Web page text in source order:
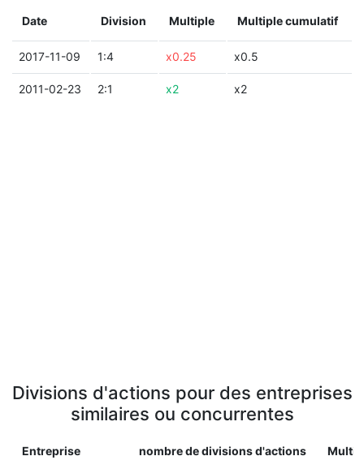
Date Division Multiple Multiple cumulatif
2017-11-09 1:4 x0.25 x0.5
2011-02-23 2:1 x2 x2
Divisions d'actions pour des entreprises
similaires ou concurrentes
Entreprise nombre de divisions d'actions